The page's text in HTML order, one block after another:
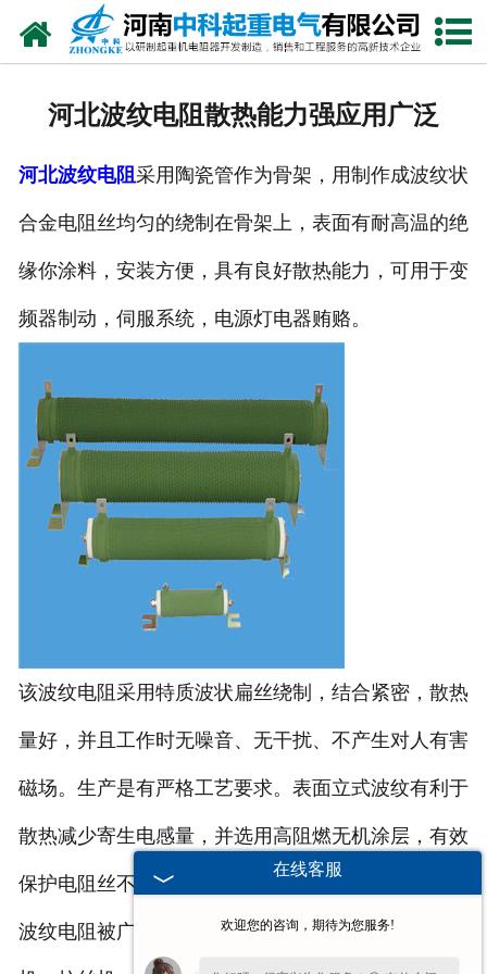
网站首页
公司风采
河北波纹电阻散热能力强应用广泛
河北波纹电阻采用陶瓷管作为骨架，用制作成波纹状
合金电阻丝均匀的绕制在骨架上，表面有耐高温的绝
缘你涂料，安装方便，具有良好散热能力，可用于变
频器制动，伺服系统，电源灯电器贿赂。
该波纹电阻采用特质波状扁丝绕制，结合紧密，散热
量好，并且工作时无噪音、无干扰、不产生对人有害
磁场。生产是有严格工艺要求。表面立式波纹有利于
散热减少寄生电感量，并选用高阻燃无机涂层，有效
保护电阻丝不被氧化，延长使用寿命。
波纹电阻被广泛应用于变频器、电梯、起重机、轧
在线客服
欢迎您的咨询，期待为您服务!